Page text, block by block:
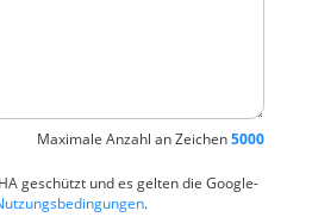
Maximale Anzahl an Zeichen5000
geschützt und es gelten die Google-
.